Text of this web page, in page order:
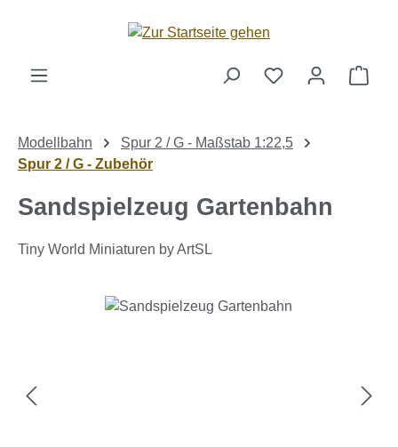
Zum Hauptinhalt springen
Modellbahn
Spur 2 / G - Maßstab 1:22,5
Spur 2 / G - Zubehör
Sandspielzeug Gartenbahn
Tiny World Miniaturen by ArtSL
Bildergalerie überspringen